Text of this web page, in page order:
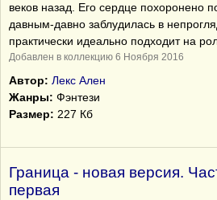
веков назад. Его сердце похоронено
давным-давно заблудилась в
практически идеально подходит на
Добавлен в коллекцию 6 Ноября 2016
Автор: Лекс Ален
Жанры: Фэнтези
Размер: 227 Кб
Граница - новая версия.
первая